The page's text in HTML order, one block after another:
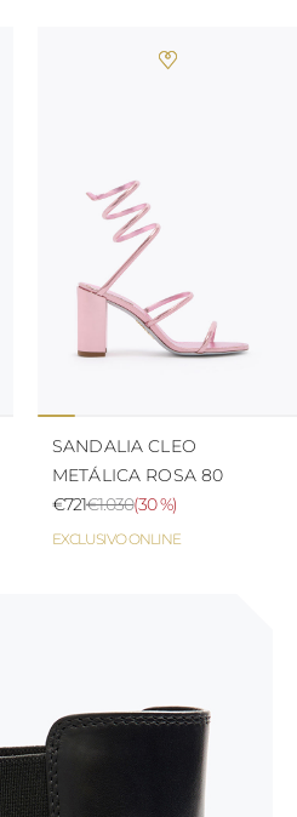
EXCLUSIVO ONLINE
SANDALIA CLEO
METÁLICA ROSA 80
€1.030
€721 (30 %)